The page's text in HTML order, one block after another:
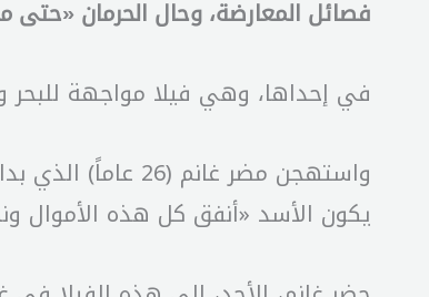
فصائل المعارضة، وحال الحرمان «حتى
في إحداها، وهي فيلا مواجهة
يكون الأسد «أنفق كل هذه الأموال